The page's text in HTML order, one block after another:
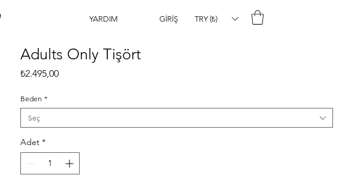
YARDIM GİRİŞ TRY (₺)
Adults Only Tişört
₺2.495,00Fiyat
Beden *
Seç
Adet *